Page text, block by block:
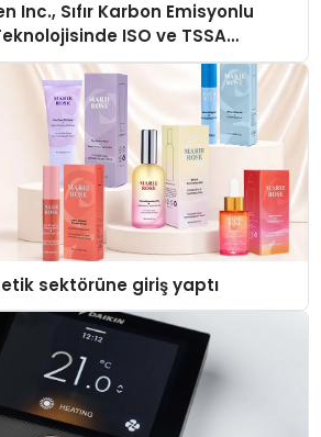
Inc., Sıfır Karbon Emisyonlu
ISO ve TSSA
Aldı
sektörüne giriş yaptı